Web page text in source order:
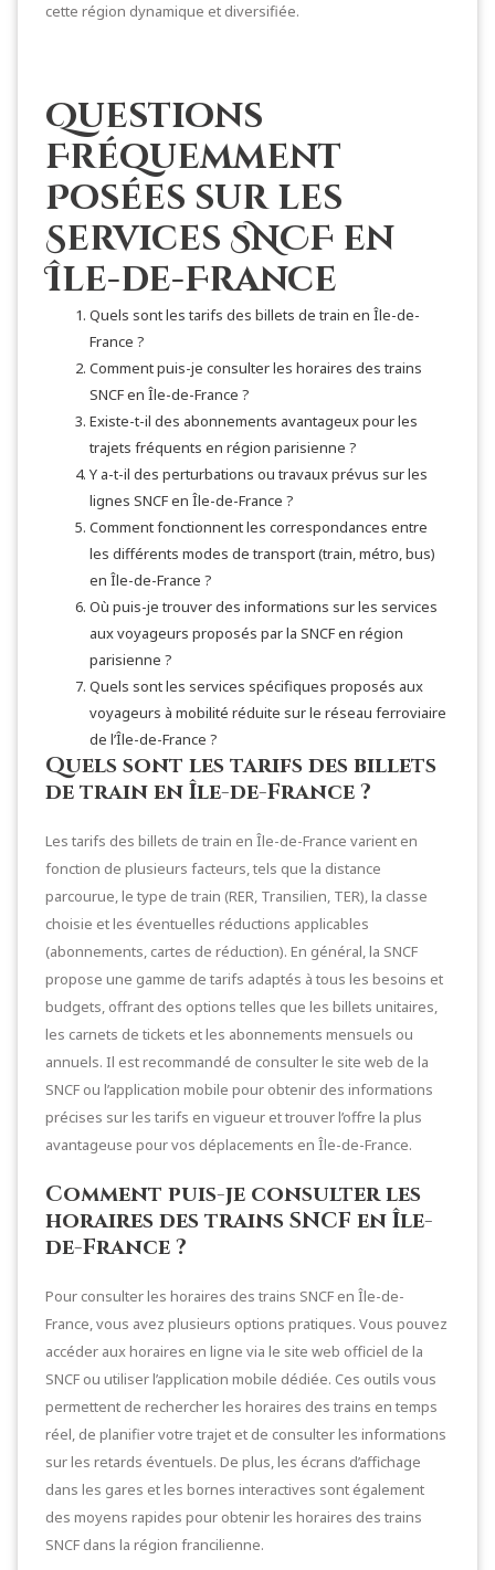
cette région dynamique et diversifiée.
Questions
Fréquemment
Posées sur les
Services SNCF en
Île-de-France
Quels sont les tarifs des billets de train en Île-de-
France ?
Comment puis-je consulter les horaires des trains
SNCF en Île-de-France ?
Existe-t-il des abonnements avantageux pour les
trajets fréquents en région parisienne ?
Y a-t-il des perturbations ou travaux prévus sur les
lignes SNCF en Île-de-France ?
Comment fonctionnent les correspondances entre
les différents modes de transport (train, métro, bus)
en Île-de-France ?
Où puis-je trouver des informations sur les services
aux voyageurs proposés par la SNCF en région
parisienne ?
Quels sont les services spécifiques proposés aux
voyageurs à mobilité réduite sur le réseau ferroviaire
de l’Île-de-France ?
Quels sont les tarifs des billets
de train en Île-de-France ?
Les tarifs des billets de train en Île-de-France varient en
fonction de plusieurs facteurs, tels que la distance
parcourue, le type de train (RER, Transilien, TER), la classe
choisie et les éventuelles réductions applicables
(abonnements, cartes de réduction). En général, la SNCF
propose une gamme de tarifs adaptés à tous les besoins et
budgets, offrant des options telles que les billets unitaires,
les carnets de tickets et les abonnements mensuels ou
annuels. Il est recommandé de consulter le site web de la
SNCF ou l’application mobile pour obtenir des informations
précises sur les tarifs en vigueur et trouver l’offre la plus
avantageuse pour vos déplacements en Île-de-France.
Comment puis-je consulter les
horaires des trains SNCF en Île-
de-France ?
Pour consulter les horaires des trains SNCF en Île-de-
France, vous avez plusieurs options pratiques. Vous pouvez
accéder aux horaires en ligne via le site web officiel de la
SNCF ou utiliser l’application mobile dédiée. Ces outils vous
permettent de rechercher les horaires des trains en temps
réel, de planifier votre trajet et de consulter les informations
sur les retards éventuels. De plus, les écrans d’affichage
dans les gares et les bornes interactives sont également
des moyens rapides pour obtenir les horaires des trains
SNCF dans la région francilienne.